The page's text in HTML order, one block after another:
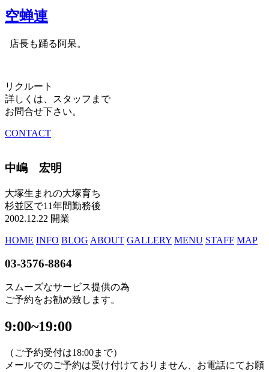
空蝉連
店長も踊る阿呆。
リクルート
詳しくは、スタッフまで
お問合せ下さい。
CONTACT
中嶋 宏明
大塚生まれの大塚育ち
杉並区で11年間勤務後
2002.12.22 開業
HOME INFO BLOG ABOUT GALLERY MENU STAFF MAP
03-3576-8864
スムーズなサービス提供の為
ご予約をお勧め致します。
9:00~19:00
（ご予約受付は18:00まで）
メールでのご予約は受け付けておりません、お電話にてお願